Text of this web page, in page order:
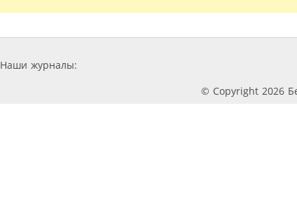
Наши журналы:
© Copyright 2026